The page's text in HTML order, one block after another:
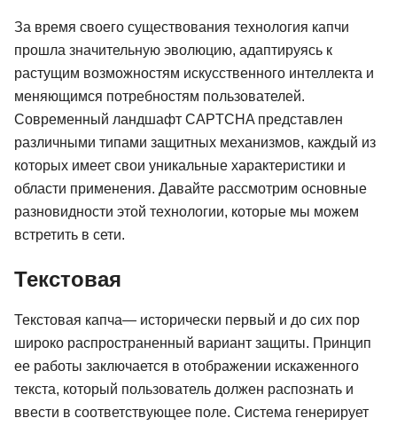
За время своего существования технология капчи
прошла значительную эволюцию, адаптируясь к
растущим возможностям искусственного интеллекта и
меняющимся потребностям пользователей.
Современный ландшафт CAPTCHA представлен
различными типами защитных механизмов, каждый из
которых имеет свои уникальные характеристики и
области применения. Давайте рассмотрим основные
разновидности этой технологии, которые мы можем
встретить в сети.
Текстовая
Текстовая капча— исторически первый и до сих пор
широко распространенный вариант защиты. Принцип
ее работы заключается в отображении искаженного
текста, который пользователь должен распознать и
ввести в соответствующее поле. Система генерирует